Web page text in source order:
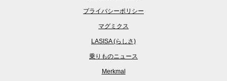
プライバシーポリシー
マグミクス
LASISA (らしさ)
乗りものニュース
Merkmal